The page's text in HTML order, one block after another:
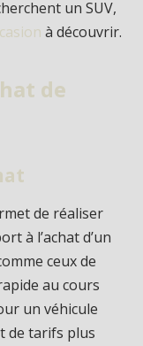
un SUV,
à découvrir.
de
de réaliser
à l’achat d’un
ceux de
au cours
un véhicule
de tarifs plus